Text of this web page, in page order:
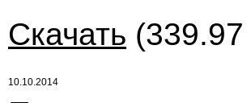
Скачать
10.10.2014